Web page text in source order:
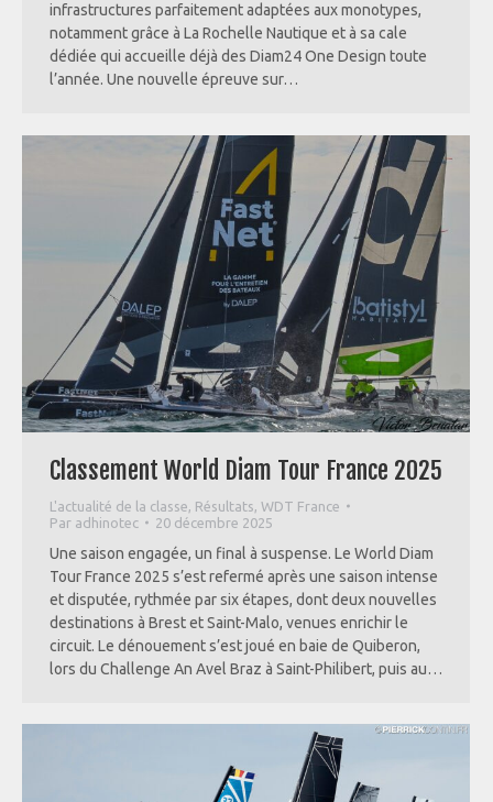
infrastructures parfaitement adaptées aux monotypes,
notamment grâce à La Rochelle Nautique et à sa cale
dédiée qui accueille déjà des Diam24 One Design toute
l’année. Une nouvelle épreuve sur…
Classement World Diam Tour France 2025
L'actualité de la classe, Résultats, WDT France
Par adhinotec 20 décembre 2025
Une saison engagée, un final à suspense. Le World Diam
Tour France 2025 s’est refermé après une saison intense
et disputée, rythmée par six étapes, dont deux nouvelles
destinations à Brest et Saint-Malo, venues enrichir le
circuit. Le dénouement s’est joué en baie de Quiberon,
lors du Challenge An Avel Braz à Saint-Philibert, puis au…